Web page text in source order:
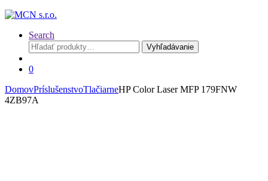
Search
Hľadať:
Vyhľadávanie
0
DomovPríslušenstvoTlačiarneHP Color Laser MFP 179FNW
4ZB97A